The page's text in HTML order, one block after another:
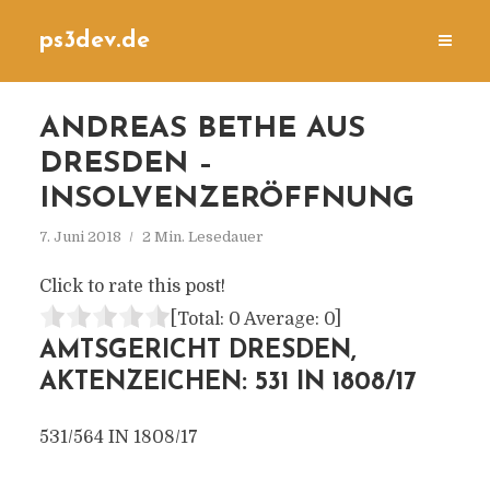
ps3dev.de
ANDREAS BETHE AUS
DRESDEN –
INSOLVENZERÖFFNUNG
7. Juni 2018 2 Min. Lesedauer
Click to rate this post!
[Total: 0 Average: 0]
AMTSGERICHT DRESDEN,
AKTENZEICHEN: 531 IN 1808/17
531/564 IN 1808/17